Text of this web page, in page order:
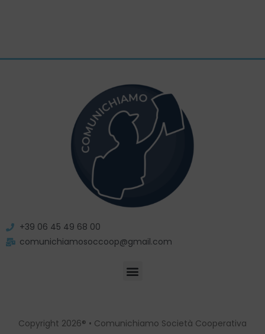
+39 06 45 49 68 00
comunichiamosoccoop@gmail.com
Copyright 2026® • Comunichiamo Società Cooperativa